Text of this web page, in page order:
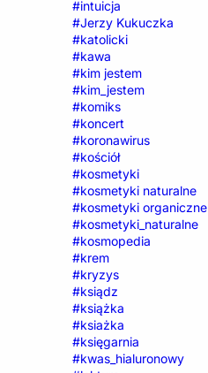
#intuicja
#Jerzy Kukuczka
#katolicki
#kawa
#kim jestem
#kim_jestem
#komiks
#koncert
#koronawirus
#kościół
#kosmetyki
#kosmetyki naturalne
#kosmetyki organiczne
#kosmetyki_naturalne
#kosmopedia
#krem
#kryzys
#ksiądz
#książka
#ksiażka
#księgarnia
#kwas_hialuronowy